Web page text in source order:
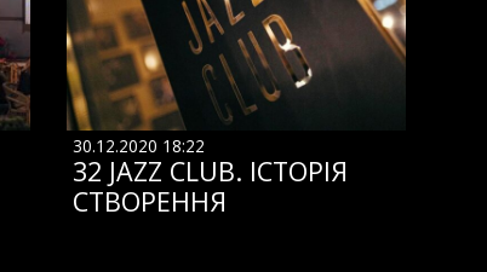
30.12.2020 18:22
32 JAZZ CLUB. ІСТОРІЯ
СТВОРЕННЯ